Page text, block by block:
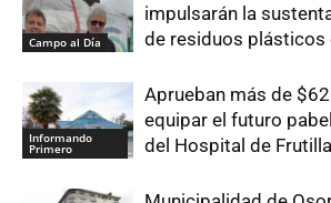
Campo al Día
impulsarán la
de residuos plásticos
Informando
Primero
Aprueban más de
equipar el futuro
del Hospital de